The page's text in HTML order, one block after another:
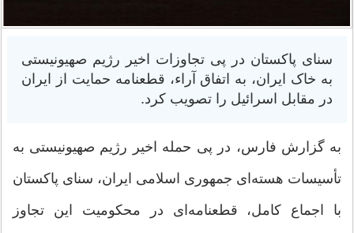
سنای پاکستان در پی تجاوزات اخیر رژیم صهیونیستی
به خاک ایران، به اتفاق آراء، قطعنامه حمایت از ایران
در مقابل اسرائیل را تصویب کرد.
به گزارش فارس، در پی حمله اخیر رژیم صهیونیستی به
تأسیسات هسته‌ای جمهوری اسلامی ایران، سنای پاکستان
با اجماع کامل، قطعنامه‌ای در محکومیت این تجاوز